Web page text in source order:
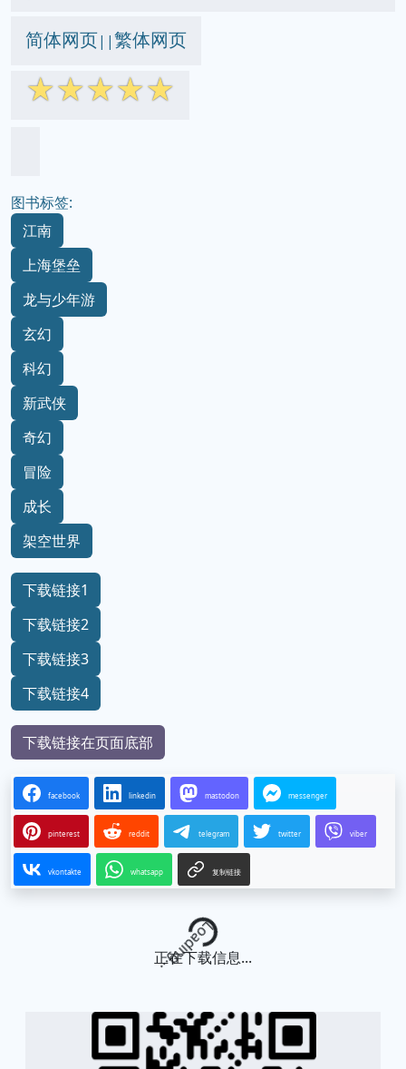
简体网页||繁体网页
☆☆☆☆☆
图书标签:
江南
上海堡垒
龙与少年游
玄幻
科幻
新武侠
奇幻
冒险
成长
架空世界
下载链接1
下载链接2
下载链接3
下载链接4
下载链接在页面底部
facebook linkedin mastodon messenger
pinterest reddit telegram twitter viber
vkontakte whatsapp 复制链接
Loading...
正在下载信息...